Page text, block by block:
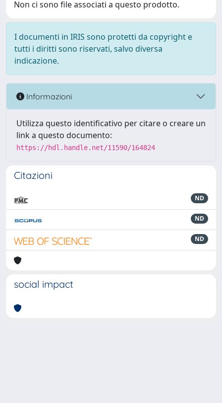
Non ci sono file associati a questo prodotto.
I documenti in IRIS sono protetti da copyright e
tutti i diritti sono riservati, salvo diversa
indicazione.
Informazioni
Utilizza questo identificativo per citare o creare un
link a questo documento:
https://hdl.handle.net/11590/164824
Citazioni
ND
ND
ND
social impact